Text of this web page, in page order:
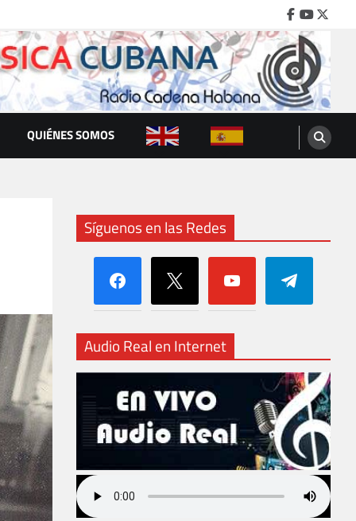
Facebook
Youtube
QUIÉNES SOMOS
Síguenos en las Redes
facebook x youtube telegram
Audio Real en Internet